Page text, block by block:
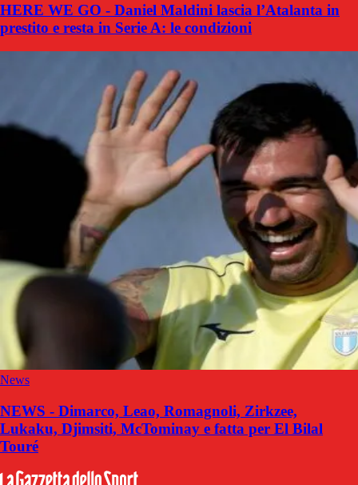
HERE WE GO - Daniel Maldini lascia l’Atalanta in
prestito e resta in Serie A: le condizioni
News
NEWS - Dimarco, Leao, Romagnoli, Zirkzee,
Lukaku, Djimsiti, McTominay e fatta per El Bilal
Touré